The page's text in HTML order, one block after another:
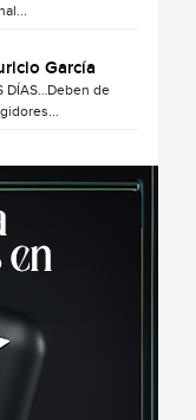
García
DÍAS…Deben de